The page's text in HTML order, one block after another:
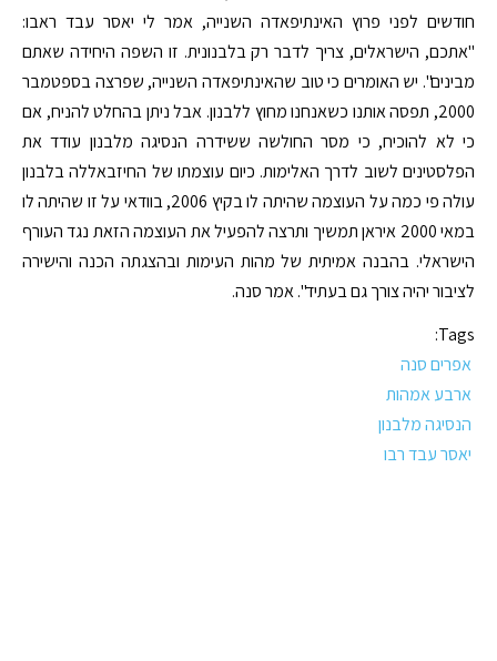
חודשים לפני פרוץ האינתיפאדה השנייה, אמר לי יאסר עבד ראבו:
"אתכם, הישראלים, צריך לדבר רק בלבנונית. זו השפה היחידה שאתם
מבינים". יש האומרים כי טוב שהאינתיפאדה השנייה, שפרצה בספטמבר
2000, תפסה אותנו כשאנחנו מחוץ ללבנון. אבל ניתן בהחלט להניח, אם
כי לא להוכיח, כי מסר החולשה ששידרה הנסיגה מלבנון עודד את
הפלסטינים לשוב לדרך האלימות. כיום עוצמתו של החיזבאללה בלבנון
עולה פי כמה על העוצמה שהיתה לו בקיץ 2006, בוודאי על זו שהיתה לו
במאי 2000 איראן תמשיך ותרצה להפעיל את העוצמה הזאת נגד העורף
הישראלי. בהבנה אמיתית של מהות העימות ובהצגתה הכנה והישירה
לציבור יהיה צורך גם בעתיד". אמר סנה.
Tags:
אפרים סנה
ארבע אמהות
הנסיגה מלבנון
יאסר עבד רבו